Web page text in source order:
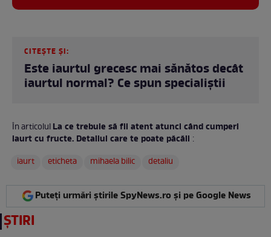
CITEȘTE ȘI:
Este iaurtul grecesc mai sănătos decât
iaurtul normal? Ce spun specialiștii
În articolulLa ce trebuie să fii atent atunci când cumperi
iaurt cu fructe. Detaliul care te poate păcăli :
iaurt
eticheta mihaela bilic detaliu
Puteți urmări știrile SpyNews.ro și pe Google News
ȘTIRI